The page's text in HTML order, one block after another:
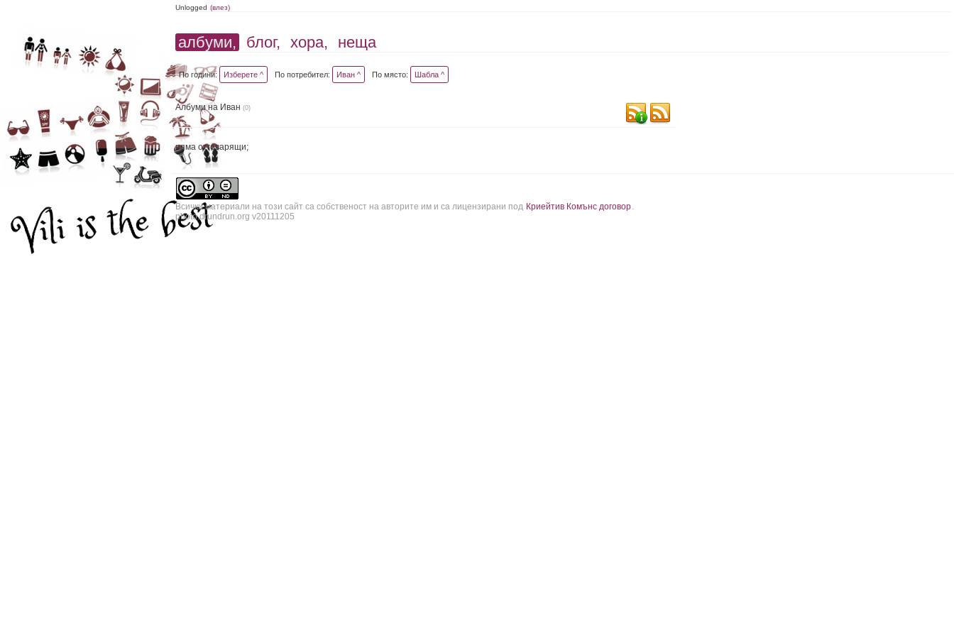
Unlogged (влез)
албуми, блог, хора, неща
По години: Изберете ^ По потребител: Иван ^ По място: Шабла ^
Албуми на Иван (0)
няма отговарящи;
Всички материали на този сайт са собственост на авторите им и са лицензирани под Криейтив Комънс договор.
photo.drundrun.org v20111205